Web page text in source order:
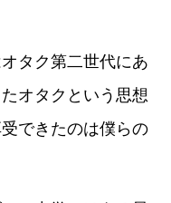
タク第二世代にあ
オタクという思想
できたのは僕らの